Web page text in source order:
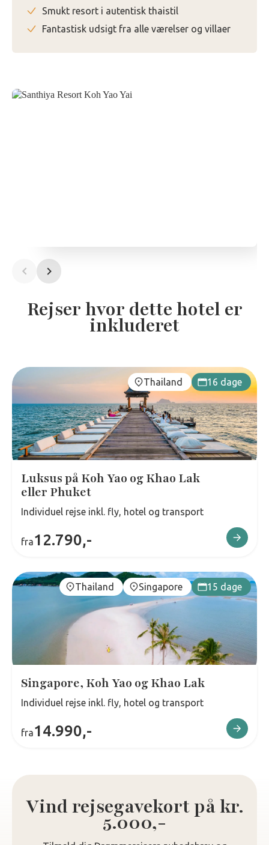
Smukt resort i autentisk thaistil
Fantastisk udsigt fra alle værelser og villaer
Rejser hvor dette hotel er
inkluderet
Thailand 16 dage
Luksus på Koh Yao og Khao Lak
eller Phuket
Individuel rejse inkl. fly, hotel og transport
fra12.790,-
Thailand Singapore 15 dage
Singapore, Koh Yao og Khao Lak
Individuel rejse inkl. fly, hotel og transport
fra14.990,-
Vind rejsegavekort på kr.
5.000,-